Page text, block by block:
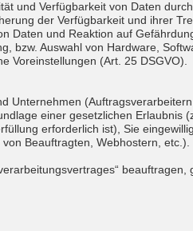
und Verfügbarkeit von Daten
der Verfügbarkeit und ihrer
Daten und Reaktion auf
bzw. Auswahl von Hardware,
Voreinstellungen (Art. 25 DSGVO).
Unternehmen
einer gesetzlichen Erlaubnis
erforderlich ist), Sie
Beauftragten, Webhostern, etc.).
beauftragen,